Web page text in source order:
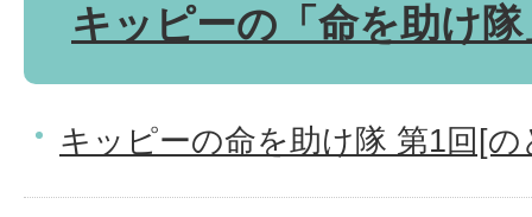
キッピーの「命を助け隊
キッピーの命を助け隊 第1回[